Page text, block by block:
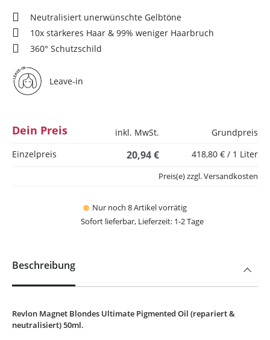
Neutralisiert unerwünschte Gelbtöne
10x stärkeres Haar & 99% weniger Haarbruch
360° Schutzschild
Leave-in
Dein Preis inkl. MwSt.
Grundpreis
Einzelpreis
20,94 € 418,80 € / 1 Liter
Nur noch 8 Artikel vorrätig
Sofort lieferbar, Lieferzeit: 1-2 Tage
Preis(e) zzgl. Versandkosten
Beschreibung
Revlon Magnet Blondes Ultimate Pigmented Oil (repariert &
neutralisiert) 50ml.